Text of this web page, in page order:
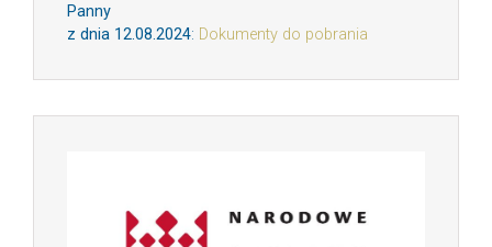
Panny
z dnia 12.08.2024: Dokumenty do pobrania